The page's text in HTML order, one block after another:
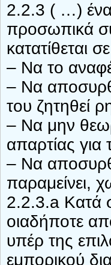
2.2.3 ( …) ένα
προσωπικά
κατατίθεται
– Να το
– Να
του ζητηθεί
– Να μην
απαρτίας
– Να
παραμείνει,
2.2.3.a Κατά
οιαδήποτε
υπέρ της
εμπορικού